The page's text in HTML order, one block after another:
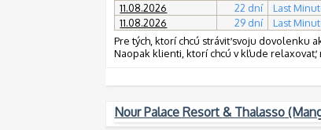
11.08.2026
22 dní Last
11.08.2026
29 dní Last
Pre tých, ktorí chcú stráviť svoju dovolenku
Naopak klienti, ktorí chcú v kľude
Nour Palace Resort & Thalasso